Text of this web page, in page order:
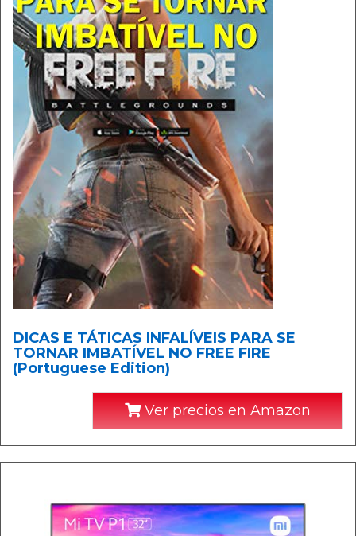
DICAS E TÁTICAS INFALÍVEIS PARA SE
TORNAR IMBATÍVEL NO FREE FIRE
(Portuguese Edition)
Ver precios en Amazon